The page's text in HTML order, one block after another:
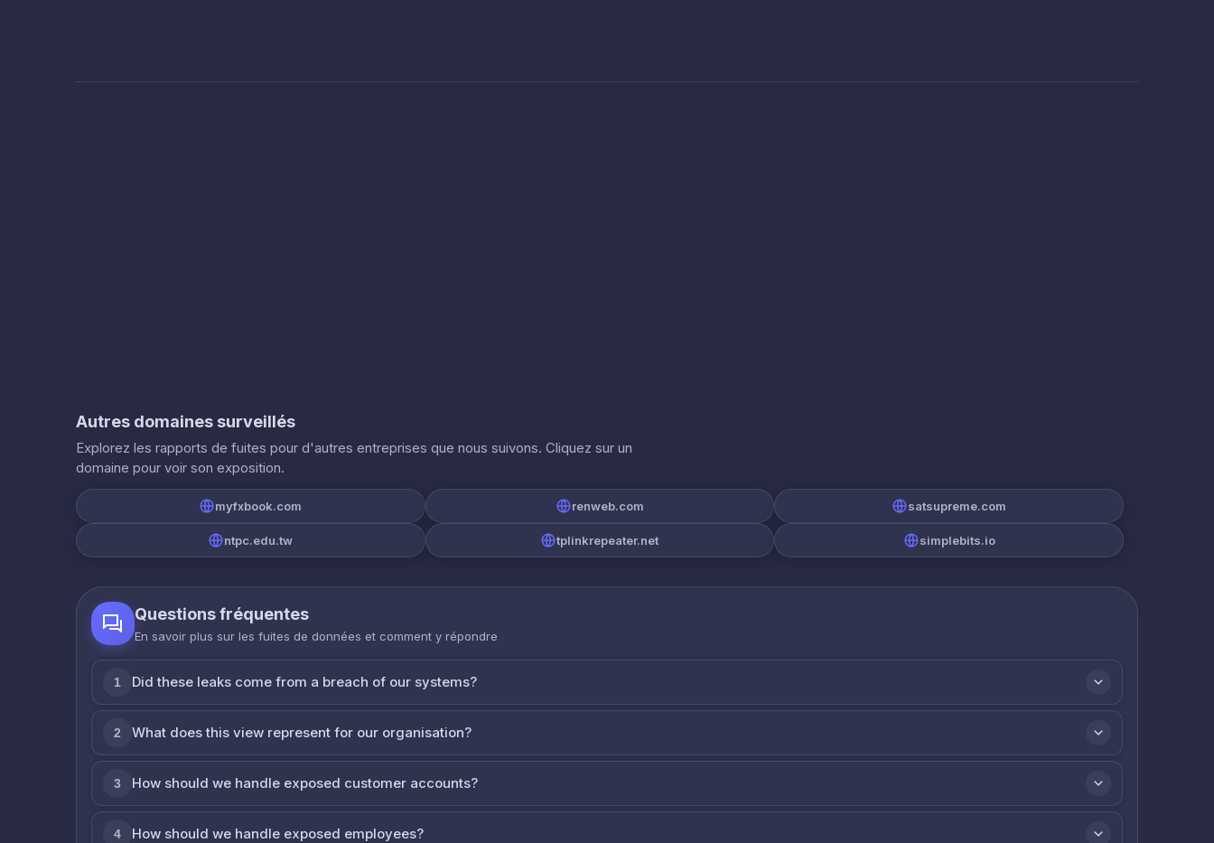
Autres domaines surveillés
Explorez les rapports de fuites pour d'autres entreprises que nous suivons. Cliquez sur un
domaine pour voir son exposition.
myfxbook.com renweb.com satsupreme.com
ntpc.edu.tw tplinkrepeater.net simplebits.io
Questions fréquentes
En savoir plus sur les fuites de données et comment y répondre
1 Did these leaks come from a breach of our systems?
2 What does this view represent for our organisation?
3 How should we handle exposed customer accounts?
4 How should we handle exposed employees?